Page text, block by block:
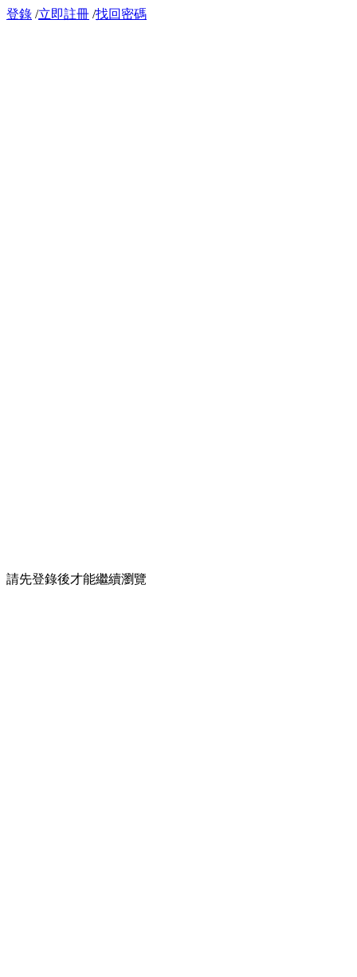
登錄 /立即註冊 /找回密碼
請先登錄後才能繼續瀏覽